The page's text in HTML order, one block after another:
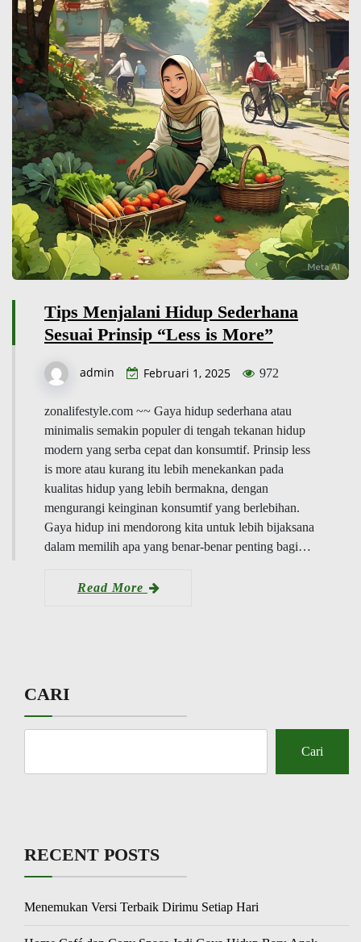
Tips Menjalani Hidup Sederhana
Sesuai Prinsip “Less is More”
admin Februari 1, 2025 972
zonalifestyle.com ~~ Gaya hidup sederhana atau
minimalis semakin populer di tengah tekanan hidup
modern yang serba cepat dan konsumtif. Prinsip less
is more atau kurang itu lebih menekankan pada
kualitas hidup yang lebih bermakna, dengan
mengurangi keinginan konsumtif yang berlebihan.
Gaya hidup ini mendorong kita untuk lebih bijaksana
dalam memilih apa yang benar-benar penting bagi…
Read More
CARI
Cari
RECENT POSTS
Menemukan Versi Terbaik Dirimu Setiap Hari